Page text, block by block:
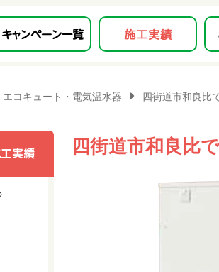
エコキュート・電気温水器 四街道市和良比
実績 四街道市和良比